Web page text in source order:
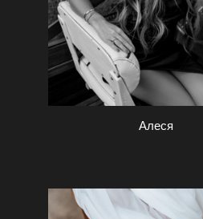
Алеся